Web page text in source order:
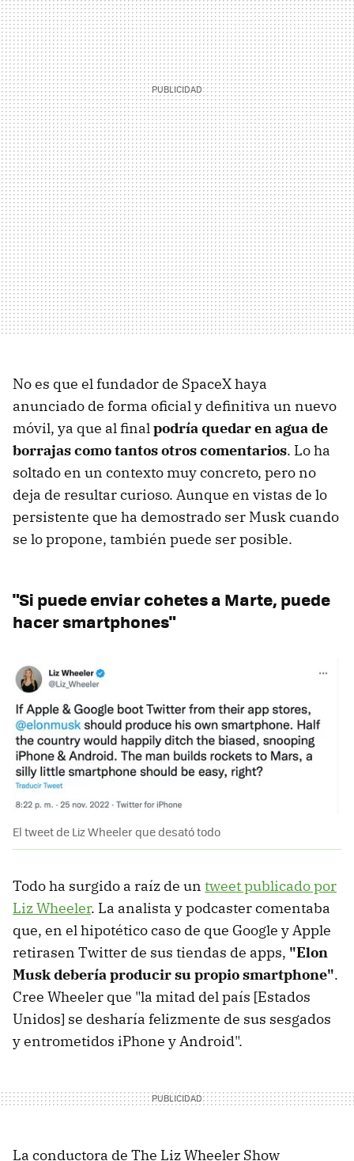
No es que el fundador de SpaceX haya
anunciado de forma oficial y definitiva un nuevo
móvil, ya que al finalpodría quedar en agua de
borrajas como tantos otros comentarios. Lo ha
soltado en un contexto muy concreto, pero no
deja de resultar curioso. Aunque en vistas de lo
persistente que ha demostrado ser Musk cuando
se lo propone, también puede ser posible.
"Si puede enviar cohetes a Marte, puede
hacer smartphones"
El tweet de Liz Wheeler que desató todo
Todo ha surgido a raíz de un tweet publicado por
Liz Wheeler. La analista y podcaster comentaba
que, en el hipotético caso de que Google y Apple
retirasen Twitter de sus tiendas de apps, "Elon
Musk debería producir su propio smartphone".
Cree Wheeler que "la mitad del país [Estados
Unidos] se desharía felizmente de sus sesgados
y entrometidos iPhone y Android".
La conductora de The Liz Wheeler Show